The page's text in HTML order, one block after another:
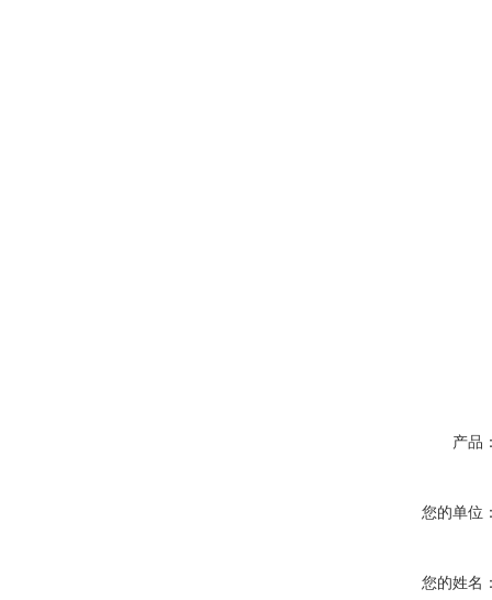
产品
您的单位
您的姓名